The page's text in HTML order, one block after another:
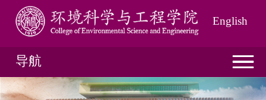
English
导航